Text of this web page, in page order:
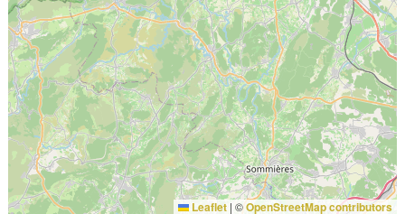
Leaflet | ©OpenStreetMap contributors